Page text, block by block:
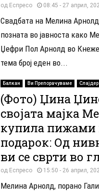
од Еспресо 08:45 - 27 април,
Свадбата на Мелина
позната во јавноста како
Џефри Пол Арнолд во
тема број еден во...
Балкан Ви Препорачуваме Слајдер
(Фото) Џина
својата мајка
купила пижами
подарок: Од
ви се сврти во
од Еспресо 15:50 - 26 април,
Мелина Арнолд, порано